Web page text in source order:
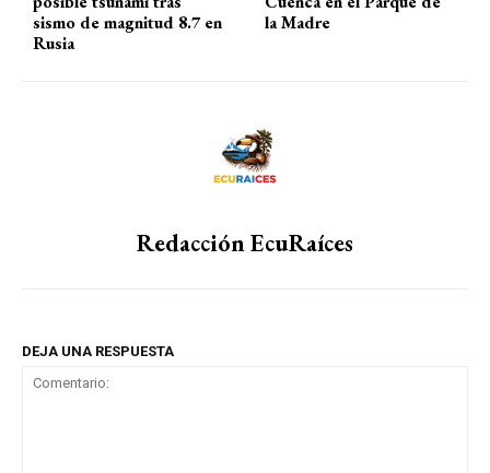
sismo de magnitud 8.7 en
Rusia
la Madre
Redacción EcuRaíces
DEJA UNA RESPUESTA